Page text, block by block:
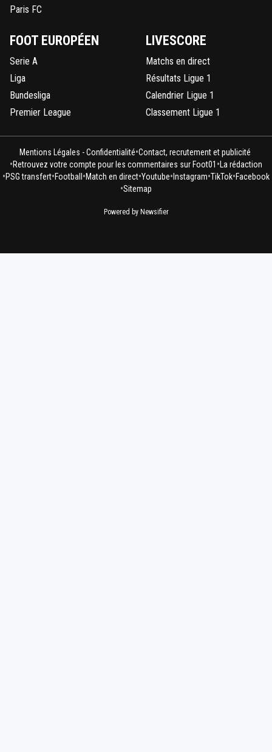
Paris FC
FOOT EUROPÉEN
Serie A
Liga
Bundesliga
Premier League
LIVESCORE
Matchs en direct
Résultats Ligue 1
Calendrier Ligue 1
Classement Ligue 1
Mentions Légales - Confidentialité•Contact, recrutement et publicité
•Retrouvez votre compte pour les commentaires sur Foot01 •La rédaction
•PSG transfert•Football •Match en direct•Youtube• Instagram•TikTok•Facebook
•Sitemap
Powered by Newsifier